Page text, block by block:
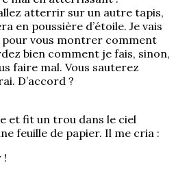
atterrir sur un autre tapis,
en poussière d’étoile. Je vais
vous montrer comment
bien comment je fais, sinon,
faire mal. Vous sauterez
D’accord ?
et fit un trou dans le ciel
feuille de papier. Il me cria :
!